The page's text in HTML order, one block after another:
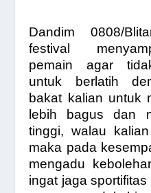
Dandim 0808/
festival
pemain agar
untuk berlatih
bakat kalian untuk
lebih bagus dan
tinggi, walau
maka pada
mengadu
ingat jaga